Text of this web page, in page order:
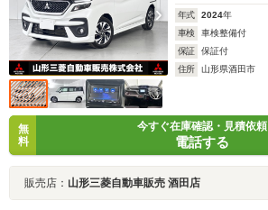
年式 2024年
車検
車検整備付
保証
保証付
住所
山形県酒田市
無
料
今すぐ在庫確認・見積依頼
電話する
販売店： 山形三菱自動車販売 酒田店